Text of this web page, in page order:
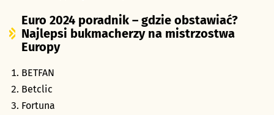
Euro 2024 poradnik – gdzie obstawiać?
Najlepsi bukmacherzy na mistrzostwa
Europy
BETFAN
Betclic
Fortuna